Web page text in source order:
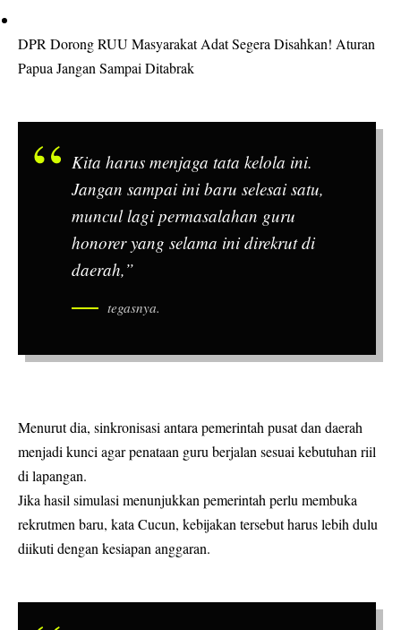
DPR Dorong RUU Masyarakat Adat Segera Disahkan! Aturan
Papua Jangan Sampai Ditabrak
Kita harus menjaga tata kelola ini.
Jangan sampai ini baru selesai satu,
muncul lagi permasalahan guru
honorer yang selama ini direkrut di
daerah,”
tegasnya.
Menurut dia, sinkronisasi antara pemerintah pusat dan daerah
menjadi kunci agar penataan guru berjalan sesuai kebutuhan riil
di lapangan.
Jika hasil simulasi menunjukkan pemerintah perlu membuka
rekrutmen baru, kata Cucun, kebijakan tersebut harus lebih dulu
diikuti dengan kesiapan anggaran.